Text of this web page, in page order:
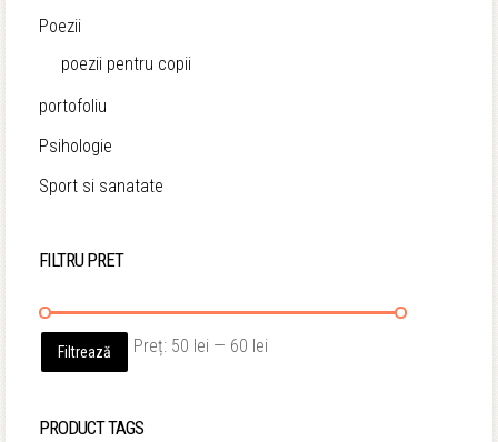
Poezii
poezii pentru copii
portofoliu
Psihologie
Sport si sanatate
FILTRU PRET
Preț
Preț
Filtrează Preț: 50 lei — 60 lei
PRODUCT TAGS